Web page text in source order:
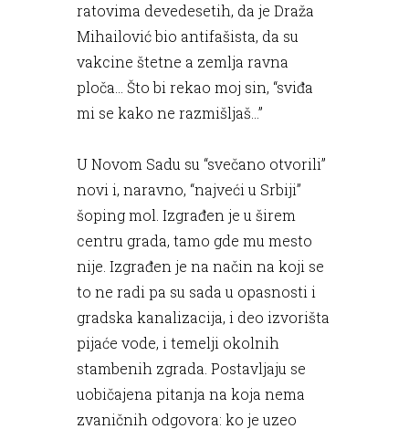
ratovima devedesetih, da je Draža
Mihailović bio antifašista, da su
vakcine štetne a zemlja ravna
ploča… Što bi rekao moj sin, “sviđa
mi se kako ne razmišljaš…”
U Novom Sadu su “svečano otvorili”
novi i, naravno, “najveći u Srbiji”
šoping mol. Izgrađen je u širem
centru grada, tamo gde mu mesto
nije. Izgrađen je na način na koji se
to ne radi pa su sada u opasnosti i
gradska kanalizacija, i deo izvorišta
pijaće vode, i temelji okolnih
stambenih zgrada. Postavljaju se
uobičajena pitanja na koja nema
zvaničnih odgovora: ko je uzeo